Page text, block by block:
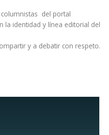
del portal
identidad y línea editorial del
y a debatir con respeto.